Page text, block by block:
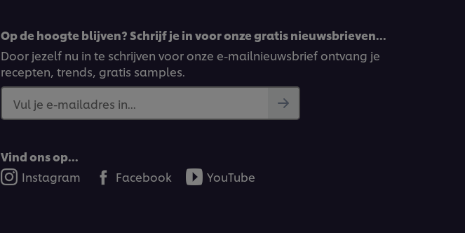
Op de hoogte blijven? Schrijf je in voor onze gratis nieuwsbrieven…
Door jezelf nu in te schrijven voor onze e-mailnieuwsbrief ontvang je
recepten, trends, gratis samples.
Vul je e-mailadres in...
Vind ons op...
Instagram
Facebook YouTube